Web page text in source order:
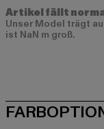
Artikel fällt
Unser Model trägt
ist NaN m groß.